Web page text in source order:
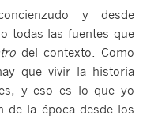
y desde
todas las fuentes que
del contexto. Como
que vivir la historia
y eso es lo que yo
de la época desde los